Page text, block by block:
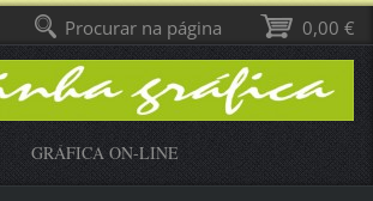
GRÁFICA ON-LINE
0,00 €
Procurar na página